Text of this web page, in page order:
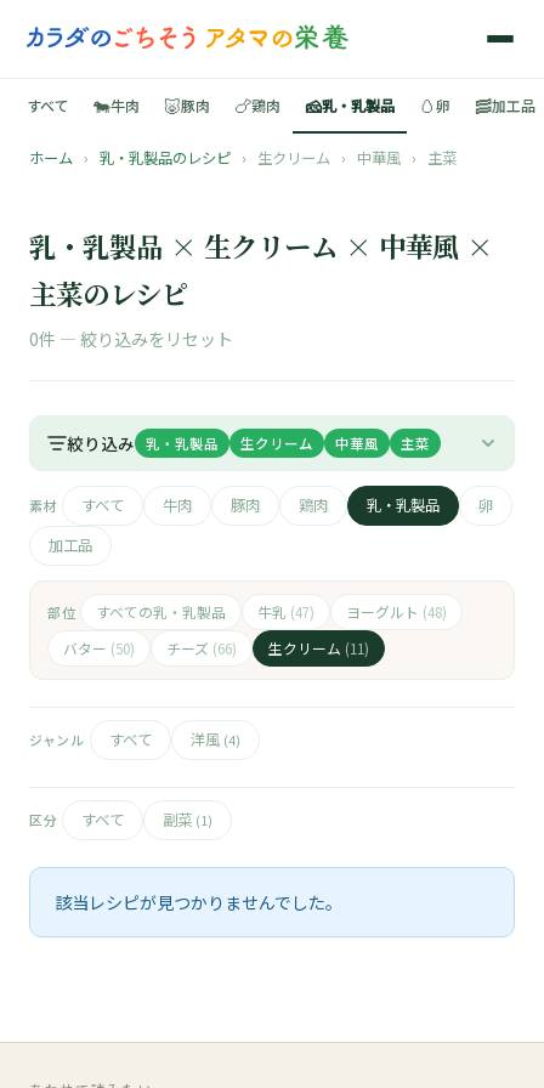
📚
🐷
🧀
🥚
すべて 🐄牛肉 🐷豚肉 🍗鶏肉 🧀乳・乳製品 🥚卵 🥓加工品
ホーム › 乳・乳製品のレシピ › 生クリーム › 中華風 › 主菜
乳・乳製品 × 生クリーム × 中華風 ×
主菜のレシピ
0件 — 絞り込みをリセット
絞り込み 乳・乳製品 生クリーム 中華風 主菜
素材 すべて 牛肉 豚肉 鶏肉 乳・乳製品
卵
加工品
部位 すべての乳・乳製品 牛乳 (47) ヨーグルト (48)
バター (50) チーズ (66) 生クリーム (11)
ジャンル すべて 洋風 (4)
区分 すべて 副菜 (1)
該当レシピが見つかりませんでした。